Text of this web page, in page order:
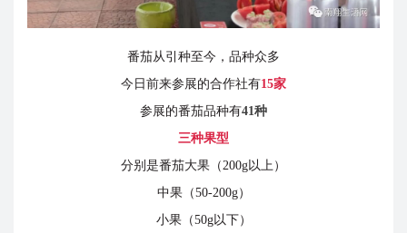
番茄从引种至今，品种众多
今日前来参展的合作社有15家
参展的番茄品种有41种
三种果型
分别是番茄大果（200g以上）
中果（50-200g）
小果（50g以下）